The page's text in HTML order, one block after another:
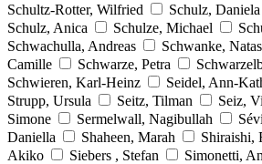
Schultz-Rotter, Wilfried
Schulz, Daniela
Schulz, Anica
Schulze, Michael
Schwachulla, Andreas
Schwanke,
Camille
Schwarze, Petra
Schwieren, Karl-Heinz
Seidel, Ann-
Strupp, Ursula
Seitz, Tilman Seiz,
Simone
Sermelwall, Nagibullah
Daniella
Shaheen, Marah Shiraishi,
Akiko
Siebers , Stefan Simonetti,